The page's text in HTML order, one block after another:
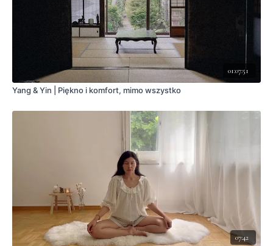
01:07:51
Yang & Yin | Piękno i komfort, mimo wszystko
07:42